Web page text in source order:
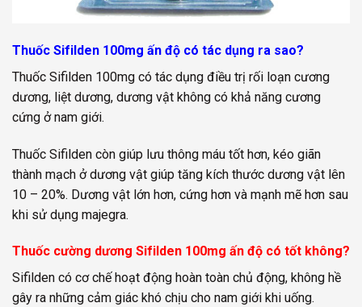
Thuốc Sifilden 100mg ấn độ có tác dụng ra sao?
Thuốc Sifilden 100mg có tác dụng điều trị rối loạn cương
dương, liệt dương, dương vật không có khả năng cương
cứng ở nam giới.
Thuốc Sifilden còn giúp lưu thông máu tốt hơn, kéo giãn
thành mạch ở dương vật giúp tăng kích thước dương vật lên
10 – 20%. Dương vật lớn hơn, cứng hơn và mạnh mẽ hơn sau
khi sử dụng majegra.
Thuốc cường dương Sifilden 100mg ấn độ có tốt không?
Sifilden có cơ chế hoạt động hoàn toàn chủ động, không hề
gây ra những cảm giác khó chịu cho nam giới khi uống.